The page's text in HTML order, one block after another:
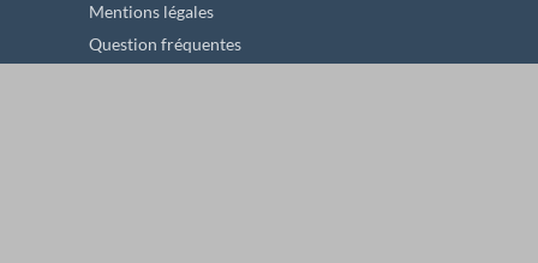
Mentions légales
Question fréquentes